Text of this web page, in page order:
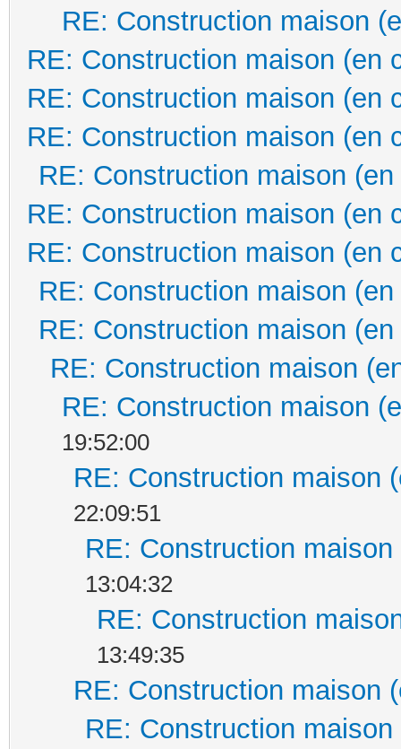
RE: Construction maison
RE: Construction maison (en
RE: Construction maison (en
RE: Construction maison (en
RE: Construction maison
RE: Construction maison (en
RE: Construction maison (en
RE: Construction maison
RE: Construction maison
RE: Construction maison
RE: Construction maison
19:52:00
RE: Construction maison
22:09:51
RE: Construction
13:04:32
RE: Construction
13:49:35
RE: Construction maison
RE: Construction